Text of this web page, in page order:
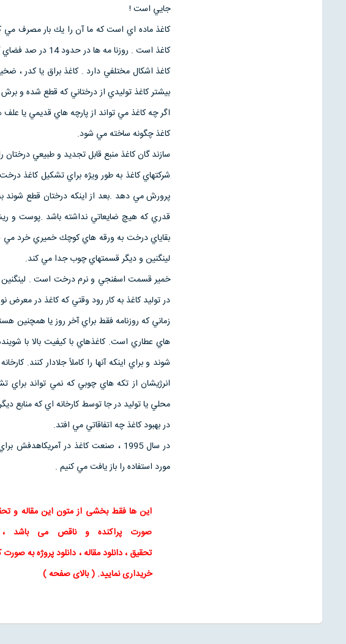
جايي است !
كاغذ است . روزنا مه ها در حدود 14 در صد فضاي گورستان زباله وكاغذ هاي متراكم شده 15 تا 20 در صدرا.
كاغذ اشكال مختلفي دارد . كاغذ براق يا كدر ،
بيشتر كاغذ توليدي از درختاني كه قطع شده و
اگر چه كاغذ مي تواند از پارچه هاي قديمي يا علف
كاغذ چگونه ساخته مي شود.
سازند گان كاغذ منبع قابل تجديد و طبيعي
شركتهاي كاغذ به طور ويژه براي تشكيل كاغذ
پرورش مي دهد .بعد از اينكه درختان قطع شوند
قدري كه هيچ ضايعاتي نداشته باشد .پوست و
بقاياي درخت به ورقه هاي كوچك خميري خرد
لينگنين و ديگر قسمتهاي چوب جدا مي كند.
خمير قسمت اسفنجي و نرم درخت است .
در توليد كاغذ به كار رود وقتي كه كاغذ در معرض
زماني كه روزنامه فقط براي آخر روز يا همچنين
هاي عطاري است. كاغذهاي با كيفيت بالا با
انرژيشان از تكه هاي چوبي كه نمي تواند براي
محلي يا توليد در جا توسط كارخانه اي كه منابع
در بهبود كاغذ چه اتفاقاتي مي افتد.
مورد استفاده را باز يافت مي كنيم .
این ها فقط بخشی از متون این مقاله و
صورت پراکنده و ناقص می باشد ،
تحقیق ،دانلود مقاله، دانلود پروژه به صورت
خریداری نمایید. ( بالای صفحه )